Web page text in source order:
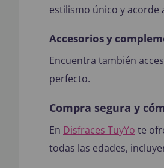
estilismo único y acorde
Accesorios y
Encuentra también
perfecto.
Compra segura y
En Disfraces TuyYo te
todas las edades,